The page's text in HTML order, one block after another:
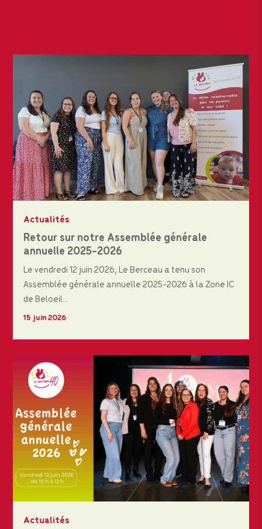
Actualités
Retour sur notre Assemblée générale
annuelle 2025-2026
Le vendredi 12 juin 2026, Le Berceau a tenu son
Assemblée générale annuelle 2025-2026 à la Zone IC
de Beloeil...
15 juin 2026
Actualités